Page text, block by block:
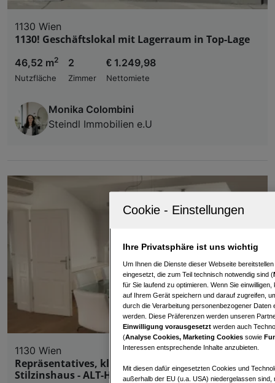
1130 Wien
1130! Geschäftslokal mit Lagerraum in Top-Lage
46,52 m2
Nutzfläche
2
Zimmer
€ 1.249,98
Nettomiete
Monika Colombini
Steindl Immobilien e.U
1130 Wien
Repräsentatives, klimatisiertes DG-Büro in edlem
Stilzinshaus - ALT-HIETZING - Unbefristet.
Ihre Privatsphäre ist uns wichtig
Um Ihnen die Dienste dieser Webseite
eingesetzt, die zum Teil technisch notwendig sind (
für Sie laufend zu optimieren. Wenn Sie
auf Ihrem Gerät speichern und darauf zugreifen,
durch die Verarbeitung personenbezogener
werden. Diese Präferenzen werden unseren
Einwilligung vorausgesetzt werden auch
(Analyse Cookies, Marketing Cookies sowie
Interessen entsprechende Inhalte anzubieten.
Mit diesen dafür eingesetzten Cookies und
außerhalb der EU (u.a. USA) niedergelassen